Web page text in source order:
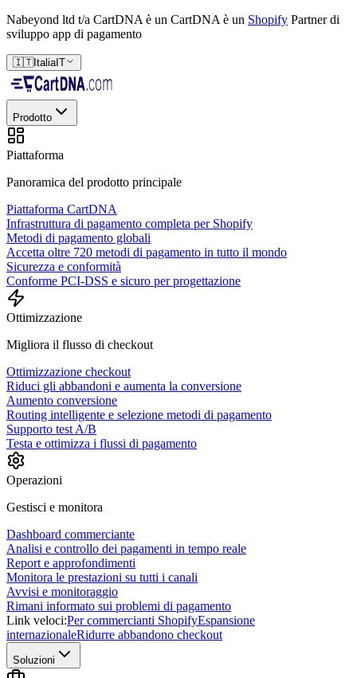
Nabeyond ltd t/a CartDNA è un CartDNA è un Shopify Partner di
sviluppo app di pagamento
🇮🇹ItaliaIT
Prodotto
Piattaforma
Panoramica del prodotto principale
Piattaforma CartDNA
Infrastruttura di pagamento completa per Shopify
Metodi di pagamento globali
Accetta oltre 720 metodi di pagamento in tutto il mondo
Sicurezza e conformità
Conforme PCI-DSS e sicuro per progettazione
Ottimizzazione
Migliora il flusso di checkout
Ottimizzazione checkout
Riduci gli abbandoni e aumenta la conversione
Aumento conversione
Routing intelligente e selezione metodi di pagamento
Supporto test A/B
Testa e ottimizza i flussi di pagamento
Operazioni
Gestisci e monitora
Dashboard commerciante
Analisi e controllo dei pagamenti in tempo reale
Report e approfondimenti
Monitora le prestazioni su tutti i canali
Avvisi e monitoraggio
Rimani informato sui problemi di pagamento
Link veloci:Per commercianti ShopifyEspansione
internazionaleRidurre abbandono checkout
Soluzioni